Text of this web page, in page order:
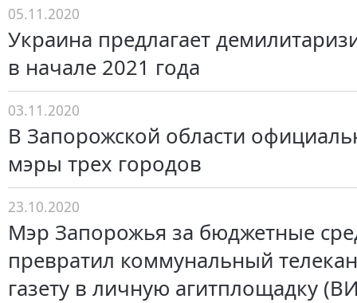
05.11.2020
Украина предлагает
в начале 2021 года
03.11.2020
В Запорожской области
мэры трех городов
23.10.2020
Мэр Запорожья за бюджетные
превратил коммунальный
газету в личную агитплощадку